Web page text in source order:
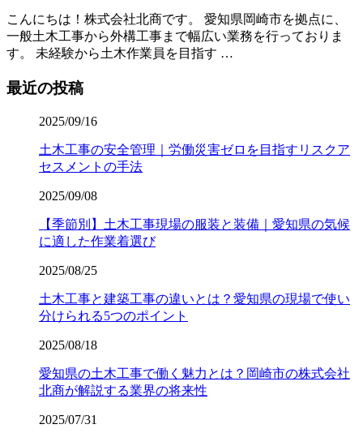
こんにちは！株式会社北商です。 愛知県岡崎市を拠点に、
一般土木工事から外構工事まで幅広い業務を行っておりま
す。 未経験から土木作業員を目指す …
最近の投稿
2025/09/16
土木工事の安全管理｜労働災害ゼロを目指すリスクア
セスメントの手法
2025/09/08
【季節別】土木工事現場の服装と装備｜愛知県の気候
に適した作業着選び
2025/08/25
土木工事と建築工事の違いとは？愛知県の現場で使い
分けられる5つのポイント
2025/08/18
愛知県の土木工事で働く魅力とは？岡崎市の株式会社
北商が解説する業界の将来性
2025/07/31